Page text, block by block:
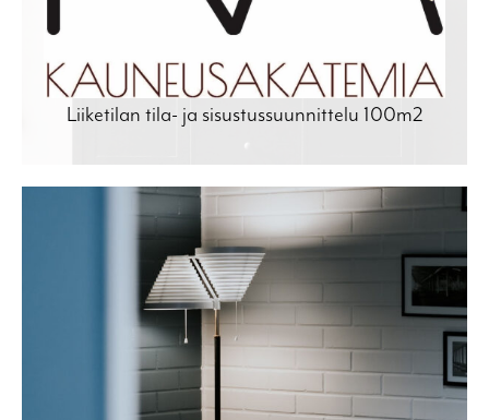
Liiketilan tila- ja sisustussuunnittelu 100m2